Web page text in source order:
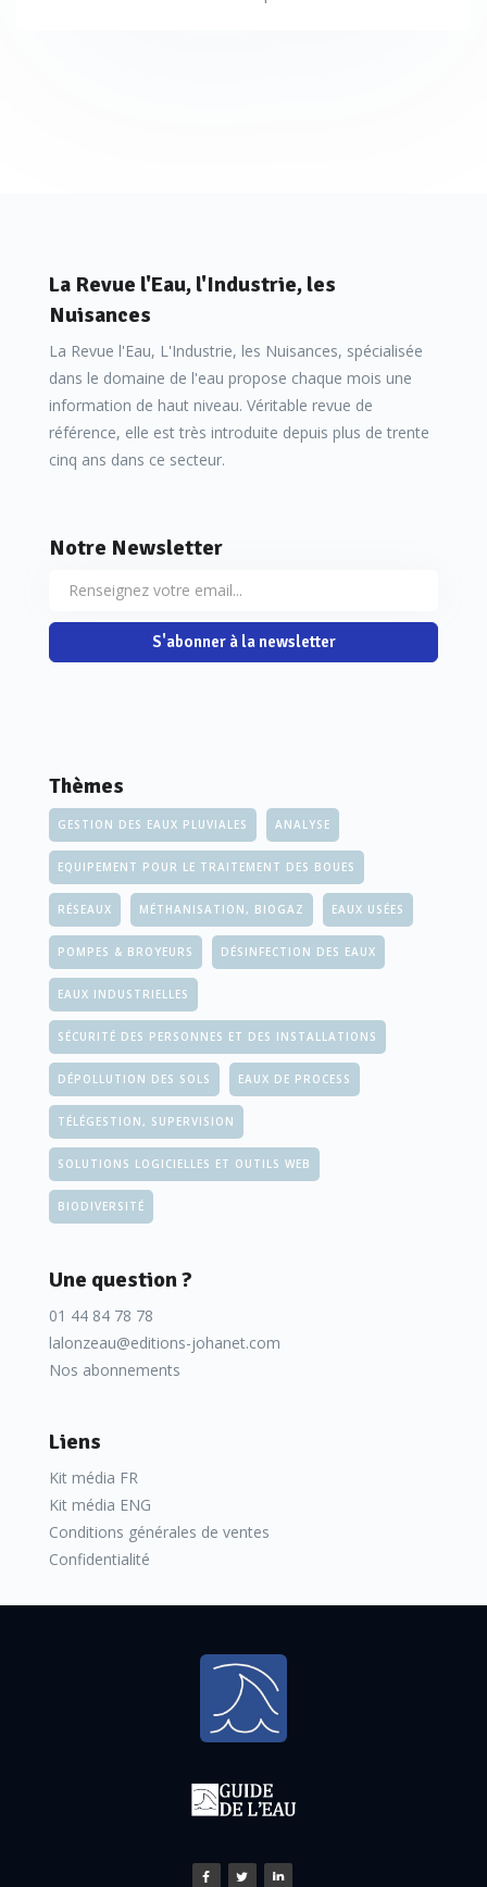
La Revue l'Eau, l'Industrie, les
Nuisances
La Revue l'Eau, L'Industrie, les Nuisances, spécialisée
dans le domaine de l'eau propose chaque mois une
information de haut niveau. Véritable revue de
référence, elle est très introduite depuis plus de trente
cinq ans dans ce secteur.
Notre Newsletter
S'abonner à la newsletter
Thèmes
GESTION DES EAUX PLUVIALES ANALYSE
EQUIPEMENT POUR LE TRAITEMENT DES BOUES
RÉSEAUX MÉTHANISATION, BIOGAZ EAUX USÉES
POMPES & BROYEURS DÉSINFECTION DES EAUX
EAUX INDUSTRIELLES
SÉCURITÉ DES PERSONNES ET DES INSTALLATIONS
DÉPOLLUTION DES SOLS EAUX DE PROCESS
TÉLÉGESTION, SUPERVISION
SOLUTIONS LOGICIELLES ET OUTILS WEB
BIODIVERSITÉ
Une question ?
01 44 84 78 78
lalonzeau@editions-johanet.com
Nos abonnements
Liens
Kit média FR
Kit média ENG
Conditions générales de ventes
Confidentialité